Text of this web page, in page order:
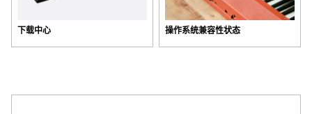
下载中心 操作系统兼容性状态